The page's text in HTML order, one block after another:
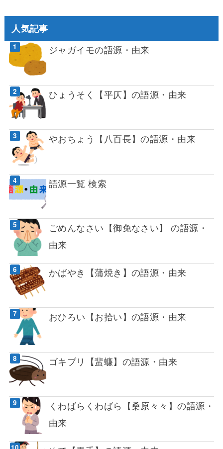
人気記事
ジャガイモの語源・由来
ひょうそく【平仄】の語源・由来
やおちょう【八百長】の語源・由来
語源一覧 検索
ごめんなさい【御免なさい】 の語源・
由来
かばやき【蒲焼き】の語源・由来
おひろい【お拾い】の語源・由来
ゴキブリ【蜚蠊】の語源・由来
くわばらくわばら【桑原々々】の語源・
由来